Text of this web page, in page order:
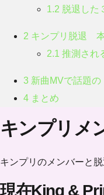
1.2 脱退した
2 キンプリ脱退
2.1 推測され
3 新曲MVで話題の
4 まとめ
キンプリメ
キンプリのメンバーと
現在King &